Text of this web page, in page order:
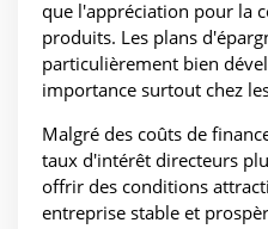
que l'appréciation pour la
produits. Les plans
particulièrement bien
importance surtout chez
Malgré des coûts de
taux d'intérêt directeurs
offrir des conditions
entreprise stable et